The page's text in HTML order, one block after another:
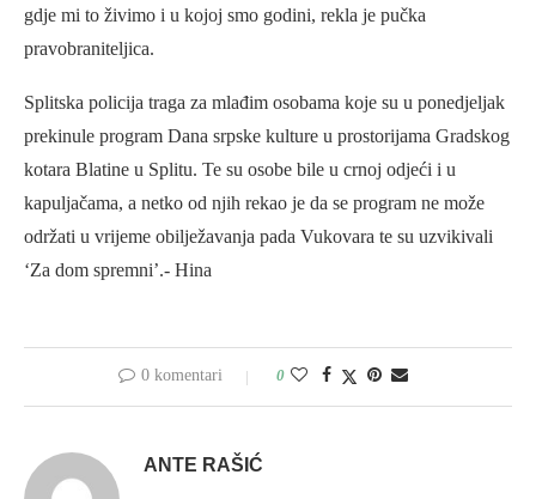
gdje mi to živimo i u kojoj smo godini, rekla je pučka
pravobraniteljica.
Splitska policija traga za mlađim osobama koje su u ponedjeljak
prekinule program Dana srpske kulture u prostorijama Gradskog
kotara Blatine u Splitu. Te su osobe bile u crnoj odjeći i u
kapuljačama, a netko od njih rekao je da se program ne može
održati u vrijeme obilježavanja pada Vukovara te su uzvikivali
‘Za dom spremni’.- Hina
0 komentari 0
ANTE RAŠIĆ